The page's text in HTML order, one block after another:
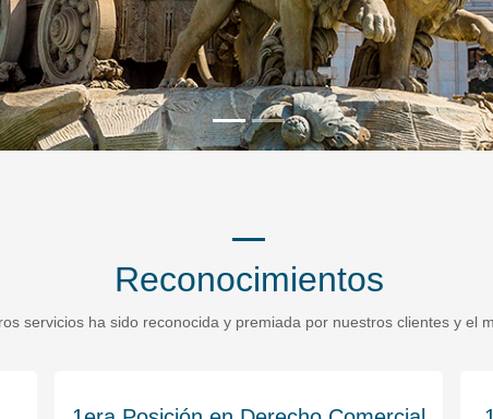
Reconocimientos
servicios ha sido reconocida y premiada por nuestros clientes y el